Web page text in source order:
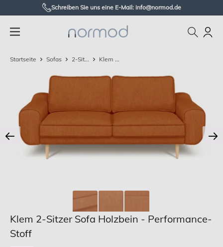
springen
Schreiben Sie uns eine E-Mail: info@normod.de
Normod
Startseite Sofas 2-Sit... Klem ...
Klem 2-Sitzer Sofa Holzbein - Performance-
Stoff